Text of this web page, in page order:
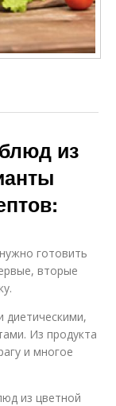
из
готовить
вторые
диетическими,
Из продукта
и многое
из цветной